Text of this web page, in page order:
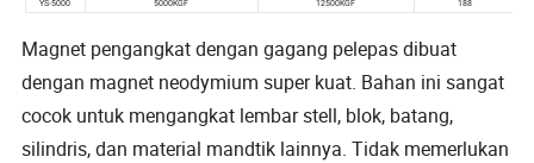
Magnet pengangkat dengan gagang pelepas dibuat
dengan magnet neodymium super kuat. Bahan ini sangat
cocok untuk mengangkat lembar stell, blok, batang,
silindris, dan material mandtik lainnya. Tidak memerlukan